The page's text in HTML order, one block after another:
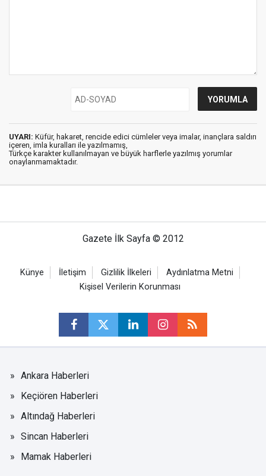
UYARI: Küfür, hakaret, rencide edici cümleler veya imalar, inançlara saldırı
içeren, imla kuralları ile yazılmamış,
Türkçe karakter kullanılmayan ve büyük harflerle yazılmış yorumlar
onaylanmamaktadır.
Gazete İlk Sayfa © 2012
Künye İletişim Gizlilik İlkeleri
Aydınlatma Metni
Kişisel Verilerin Korunması
Ankara Haberleri
Keçiören Haberleri
Altındağ Haberleri
Sincan Haberleri
Mamak Haberleri